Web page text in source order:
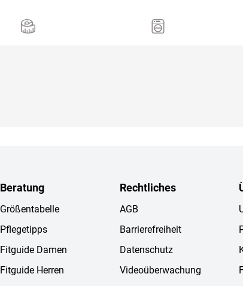
Beratung
Größentabelle
Pflegetipps
Fitguide Damen
Fitguide Herren
Rechtliches
AGB
Barrierefreiheit
Datenschutz
Videoüberwachung